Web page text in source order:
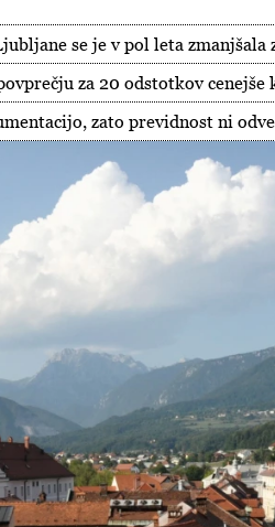
se je v pol leta zmanjšala
za 20 odstotkov
zato previdnost ni